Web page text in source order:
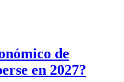
de
en 2027?